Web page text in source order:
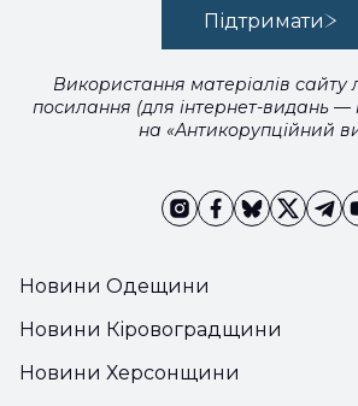
Новини Одещини
Новини Кіровоградщини
Новини Херсонщини
Підтримати
Використання матеріалів
посилання (для інтернет-видань —
на «Антикорупційний